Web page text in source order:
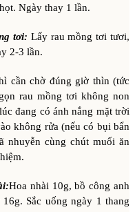
Ngày thay 1 lần.
tơi: Lấy rau mồng tơi tươi,
2-3 lần.
chờ đúng giờ thìn (tức
rau mồng tơi không non
đang có ánh nắng mặt trời
không rửa (nếu có bụi bẩn
nhuyễn cùng chút muối ăn
Hoa nhài 10g, bồ công anh
Sắc uống ngày 1 thang